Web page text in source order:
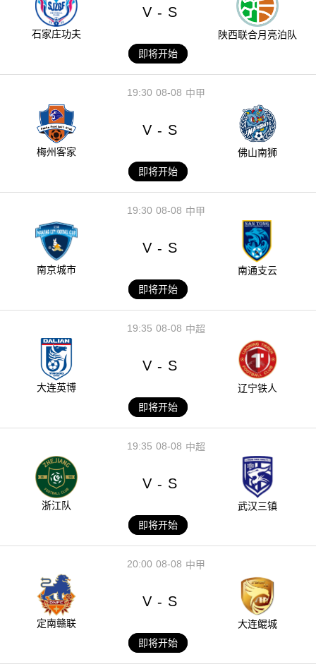
石家庄功夫
V - S
陕西联合月亮泊队
即将开始
08-08
19:30 中甲
梅州客家
V - S
佛山南狮
即将开始
08-08
19:30 中甲
南京城市
V - S
南通支云
即将开始
08-08
19:35 中超
大连英博
V - S
辽宁铁人
即将开始
08-08
19:35 中超
浙江队
V - S
武汉三镇
即将开始
08-08
20:00 中甲
定南赣联
V - S
大连鲲城
即将开始